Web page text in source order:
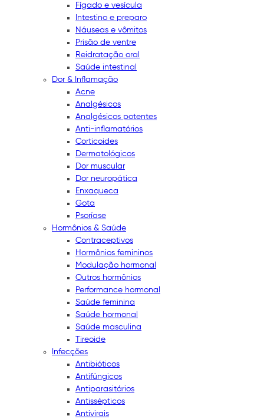
Fígado e vesícula
Intestino e preparo
Náuseas e vômitos
Prisão de ventre
Reidratação oral
Saúde intestinal
Dor & Inflamação
Acne
Analgésicos
Analgésicos potentes
Anti-inflamatórios
Corticoides
Dermatológicos
Dor muscular
Dor neuropática
Enxaqueca
Gota
Psoríase
Hormônios & Saúde
Contraceptivos
Hormônios femininos
Modulação hormonal
Outros hormônios
Performance hormonal
Saúde feminina
Saúde hormonal
Saúde masculina
Tireoide
Infecções
Antibióticos
Antifúngicos
Antiparasitários
Antissépticos
Antivirais